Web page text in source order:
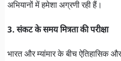
अभियानों में हमेशा अग्रणी रही हैं।
3. संकट के समय मित्रता की परीक्षा
भारत और म्यांमार के बीच